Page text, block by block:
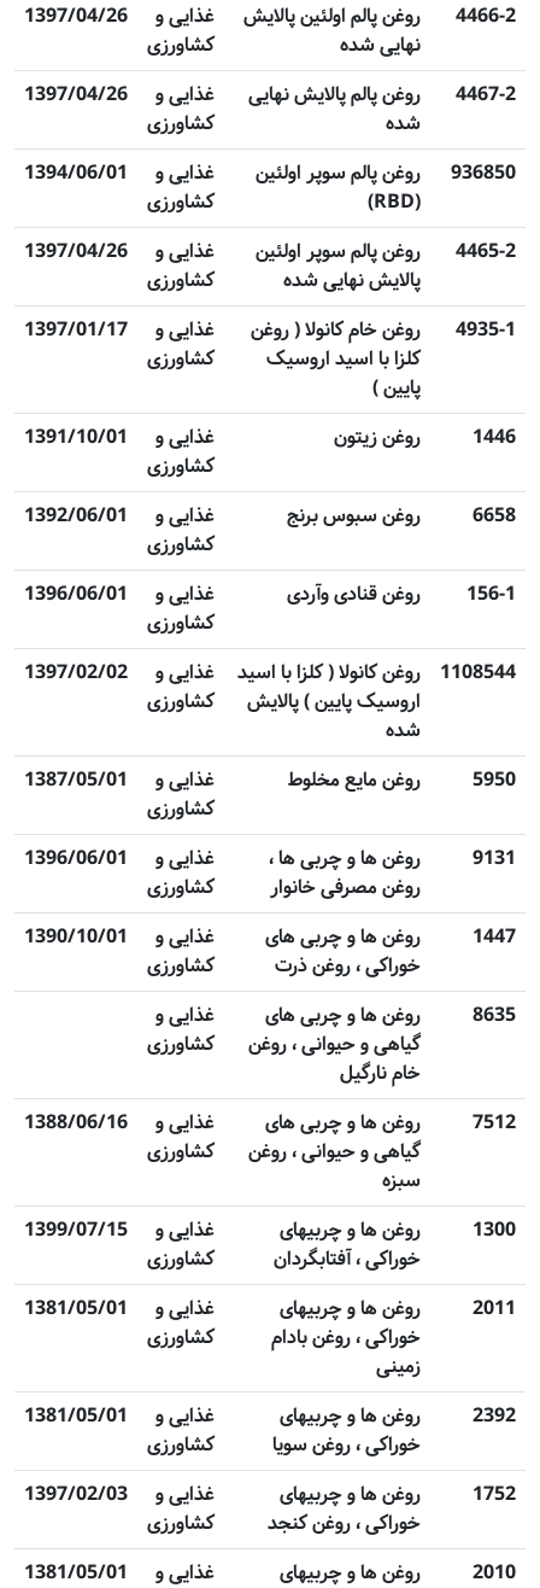
4466-2
روغن پالم اولئین پالایش
نهایی شده
غذایی و
کشاورزی
1397/04/26
4467-2
روغن پالم پالایش نهایی
شده
غذایی و
کشاورزی
1397/04/26
936850
روغن پالم سوپر اولئین
(RBD)
غذایی و
کشاورزی
1394/06/01
4465-2
روغن پالم سوپر اولئین
پالایش نهایی شده
غذایی و
کشاورزی
1397/04/26
4935-1
روغن خام کانولا ( روغن
کلزا با اسید اروسیک
پایین )
غذایی و
کشاورزی
1397/01/17
1446 روغن زیتون
غذایی و
کشاورزی
1391/10/01
6658 روغن سبوس برنج
غذایی و
کشاورزی
1392/06/01
156-1 روغن قنادی وآردی
غذایی و
کشاورزی
1396/06/01
1108544
روغن کانولا ( کلزا با اسید
اروسیک پایین ) پالایش
شده
غذایی و
کشاورزی
1397/02/02
5950 روغن مایع مخلوط
غذایی و
کشاورزی
1387/05/01
9131
روغن ها و چربی ها ،
روغن مصرفی خانوار
غذایی و
کشاورزی
1396/06/01
1447
روغن ها و چربی های
خوراکی ، روغن ذرت
غذایی و
کشاورزی
1390/10/01
8635
روغن ها و چربی های
گیاهی و حیوانی ، روغن
خام نارگیل
غذایی و
کشاورزی
7512
روغن ها و چربی های
گیاهی و حیوانی ، روغن
سبزه
غذایی و
کشاورزی
1388/06/16
1300
روغن ها و چربیهای
خوراکی ، آفتابگردان
غذایی و
کشاورزی
1399/07/15
2011
روغن ها و چربیهای
خوراکی ، روغن بادام
زمینی
غذایی و
کشاورزی
1381/05/01
2392
روغن ها و چربیهای
خوراکی ، روغن سویا
غذایی و
کشاورزی
1381/05/01
1752
روغن ها و چربیهای
خوراکی ، روغن کنجد
غذایی و
کشاورزی
1397/02/03
2010
روغن ها و چربیهای
غذایی و
1381/05/01